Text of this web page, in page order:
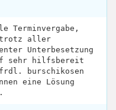
Terminvergabe,
trotz aller
Unterbesetzung
sehr hilfsbereit
burschikosen
eine Lösung